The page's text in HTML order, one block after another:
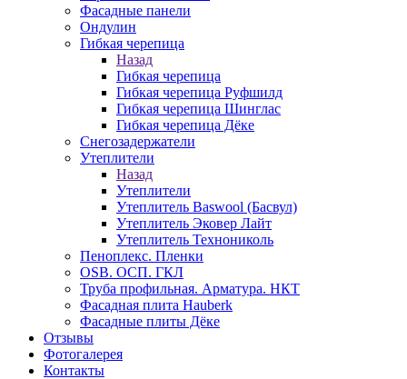
Фасадные панели
Ондулин
Гибкая черепица
Назад
Гибкая черепица
Гибкая черепица Руфшилд
Гибкая черепица Шинглас
Гибкая черепица Дёке
Снегозадержатели
Утеплители
Назад
Утеплители
Утеплитель Baswool (Басвул)
Утеплитель Эковер Лайт
Утеплитель Технониколь
Пеноплекс. Пленки
OSB. ОСП. ГКЛ
Труба профильная. Арматура. НКТ
Фасадная плита Hauberk
Фасадные плиты Дёке
Отзывы
Фотогалерея
Контакты